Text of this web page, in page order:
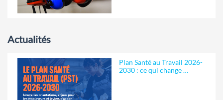
Actualités
Plan Santé au Travail 2026-
2030 : ce qui change …